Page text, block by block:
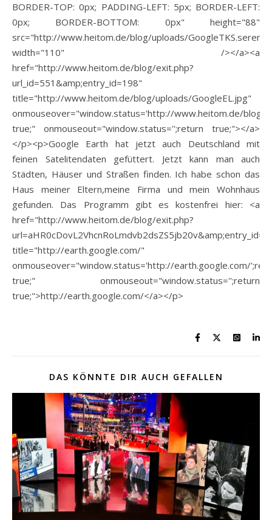
BORDER-TOP: 0px; PADDING-LEFT: 5px; BORDER-LEFT:
0px; BORDER-BOTTOM: 0px" height="88"
src="http://www.heitom.de/blog/uploads/
width="110" /></a><a
href="http://www.heitom.de/blog/exit.php?
url_id=551&amp;entry_id=198"
title="http://www.heitom.de/blog/uploads/GoogleEL.jpg"
onmouseover="window.status='http://www.heitom.de/blog/
true;" onmouseout="window.status='';return true;"></a>
</p><p>Google Earth hat jetzt auch Deutschland mit
feinen Satelitendaten gefüttert. Jetzt kann man auch
Städten, Häuser und Straßen finden. Ich habe schon das
Haus meiner Eltern,meine Firma und mein Wohnhaus
gefunden. Das Programm gibt es kostenfrei hier: <a
href="http://www.heitom.de/blog/exit.php?
title="http://earth.google.com/"
onmouseover="window.status='http://earth.google.com/
true;" onmouseout="window.status='';return
true;">http://earth.google.com/</a></p>
DAS KÖNNTE DIR AUCH GEFALLEN